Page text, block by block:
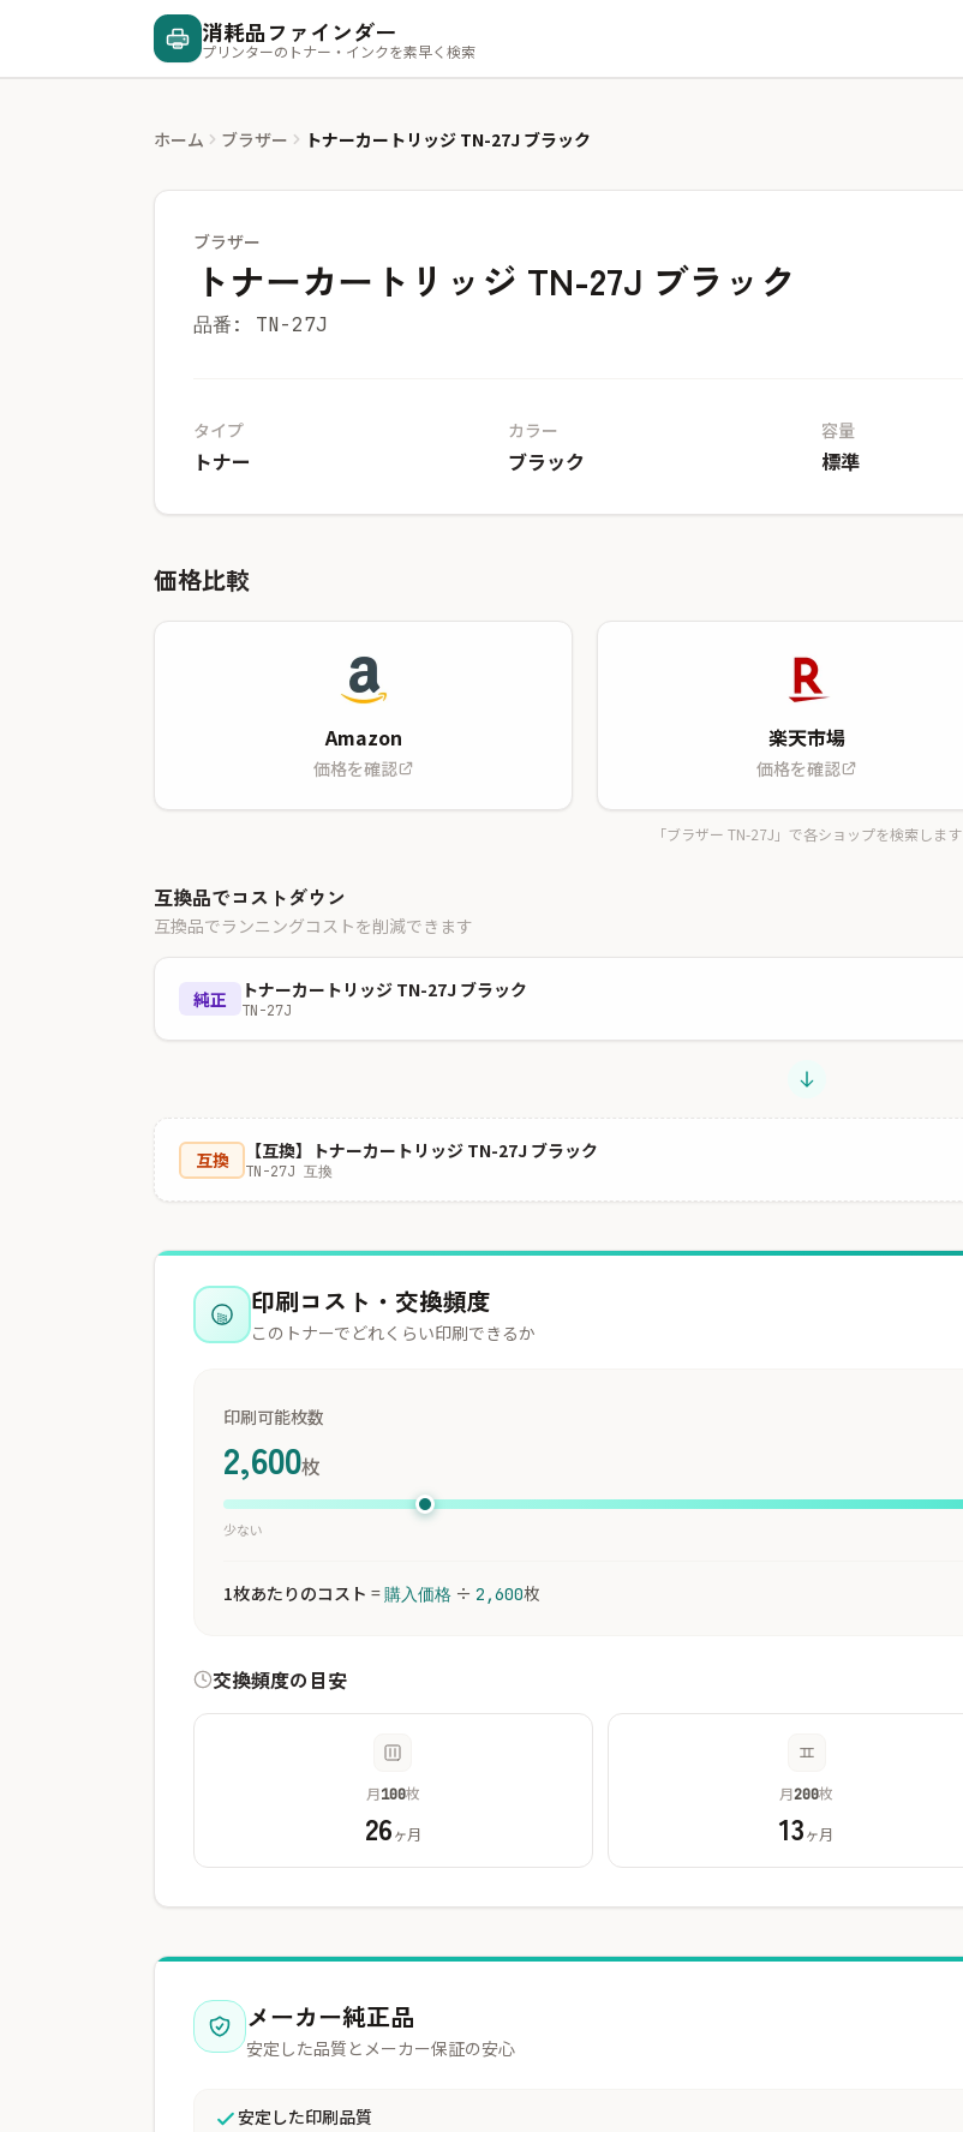
消耗品ファインダー
プリンターのトナー・インクを素早く検索
ホーム ブラザー トナーカートリッジ TN-27J ブラック
ブラザー
トナーカートリッジ TN-27J ブラック
品番: TN-27J
タイプ
トナー
カラー
ブラック
容量
標準
価格比較
Amazon
価格を確認
楽天市場
価格を確認
「ブラザー TN-27J」で各ショップを検索します
互換品でコストダウン
互換品でランニングコストを削減できます
純正 トナーカートリッジ TN-27J ブラック
TN-27J
互換 【互換】トナーカートリッジ TN-27J ブラック
TN-27J 互換
印刷コスト・交換頻度
このトナーでどれくらい印刷できるか
印刷可能枚数
2,600枚
少ない
1枚あたりのコスト =購入価格 ÷ 2,600枚
交換頻度の目安
月100枚
26ヶ月
月200枚
13ヶ月
メーカー純正品
安定した品質とメーカー保証の安心
安定した印刷品質